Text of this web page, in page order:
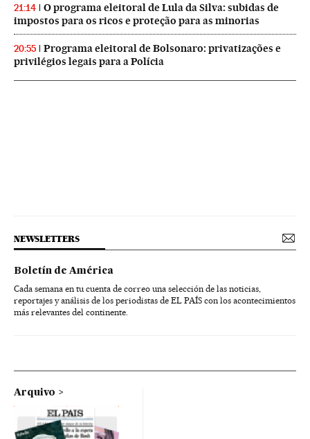
21:14
O programa eleitoral de Lula da Silva: subidas de
impostos para os ricos e proteção para as minorias
20:55
Programa eleitoral de Bolsonaro: privatizações e
privilégios legais para a Polícia
NEWSLETTERS
Boletín de América
Cada semana en tu cuenta de correo una selección de las noticias,
reportajes y análisis de los periodistas de EL PAÍS con los acontecimientos
más relevantes del continente.
Arquivo